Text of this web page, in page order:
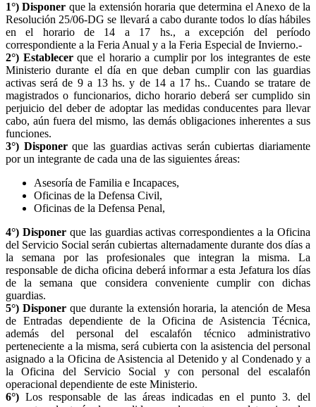
1°) Disponer que la extensión horaria que determina el Anexo de la
Resolución 25/06-DG se llevará a cabo durante todos lo días hábiles
en el horario de 14 a 17 hs., a excepción del período
correspondiente a la Feria Anual y a la Feria Especial de Invierno.-
2°) Establecerque el horario a cumplir por los integrantes de este
Ministerio durante el día en que deban cumplir con las guardias
activas será de 9 a 13 hs. y de 14 a 17 hs.. Cuando se tratare de
magistrados o funcionarios, dicho horario deberá ser cumplido sin
perjuicio del deber de adoptar las medidas conducentes para llevar
cabo, aún fuera del mismo, las demás obligaciones inherentes a sus
funciones.
3°) Disponerque las guardias activas serán cubiertas diariamente
por un integrante de cada una de las siguientes áreas:
Asesoría de Familia e Incapaces,
Oficinas de la Defensa Civil,
Oficinas de la Defensa Penal,
4°) Disponer que las guardias activas correspondientes a la Oficina
del Servicio Social serán cubiertas alternadamente durante dos días a
la semana por las profesionales que integran la misma. La
responsable de dicha oficina deberá informar a esta Jefatura los días
de la semana que considera conveniente cumplir con dichas
guardias.
5°) Disponerque durante la extensión horaria, la atención de Mesa
de Entradas dependiente de la Oficina de Asistencia Técnica,
además del personal del escalafón técnico administrativo
perteneciente a la misma, será cubierta con la asistencia del personal
asignado a la Oficina de Asistencia al Detenido y al Condenado y a
la Oficina del Servicio Social y con personal del escalafón
operacional dependiente de este Ministerio.
6°) Los responsable de las áreas indicadas en el punto 3. del